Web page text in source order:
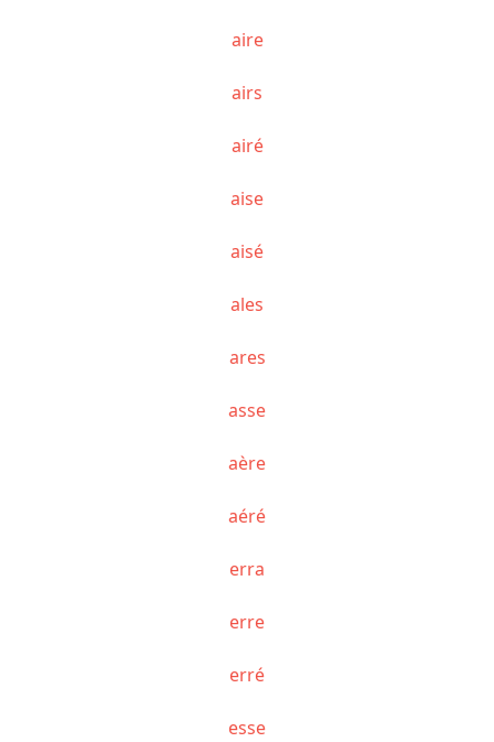
aire
airs
airé
aise
aisé
ales
ares
asse
aère
aéré
erra
erre
erré
esse